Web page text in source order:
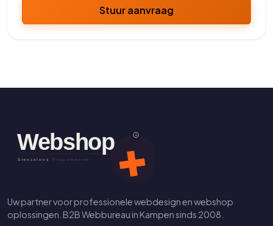
Stuur aanvraag
Uw partner voor professionele webdesign en webshop
oplossingen. B2B Webbureau in Kampen sinds 2008.